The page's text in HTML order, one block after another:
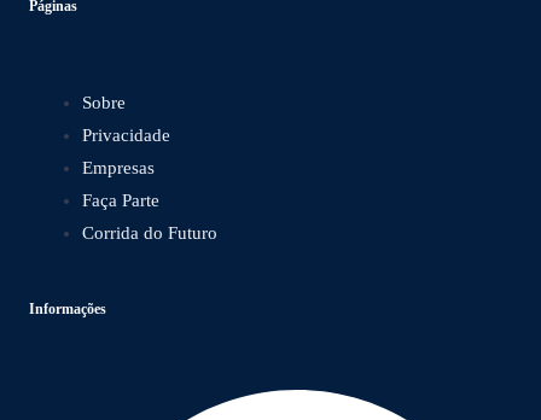
Páginas
Sobre
Privacidade
Empresas
Faça Parte
Corrida do Futuro
Informações